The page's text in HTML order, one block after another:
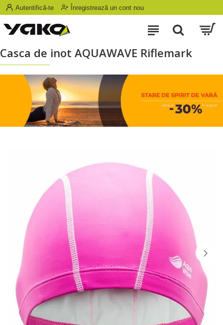
Autentifică-te Înregistrează un cont nou
Casca de inot AQUAWAVE Riflemark